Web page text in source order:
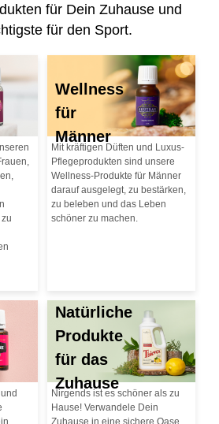
für Dein Zuhause und
für den Sport.
Wellness
für
Männer
Mit kräftigen Düften und Luxus-
Pflegeprodukten sind unsere
Wellness-Produkte für Männer
darauf ausgelegt, zu bestärken,
zu beleben und das Leben
schöner zu machen.
Natürliche
Produkte
für das
Zuhause
Nirgends ist es schöner als zu
Hause! Verwandele Dein
Zuhause in eine sichere Oase